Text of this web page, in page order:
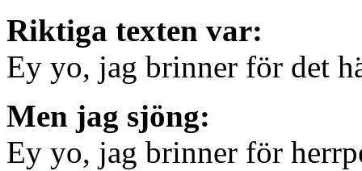
Riktiga texten var:
Ey yo, jag brinner för det
Men jag sjöng:
Ey yo, jag brinner för